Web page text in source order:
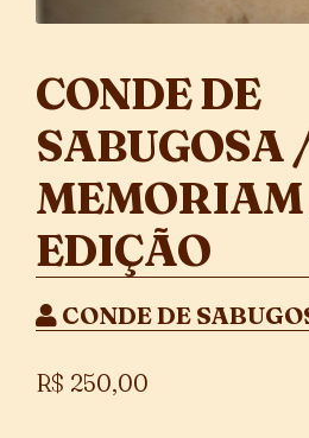
CONDE DE
SABUGOSA
MEMORIAM
EDIÇÃO
CONDE DE
R$ 250,00